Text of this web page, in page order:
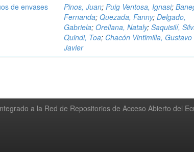
de envases
Pinos, Juan;Puig Ventosa, Ignasi;
Fernanda;Quezada, Fanny;Delgado,
Gabriela;Orellana, Nataly;Saquisilí,
Quindi, Toa; Chacón Vintimilla, Gustavo
Javier
a la Red de Repositorios de Acceso Abierto del